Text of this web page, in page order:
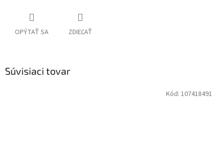
OPÝTAŤ SA ZDIEĽAŤ
Súvisiaci tovar
Kód: 107418491